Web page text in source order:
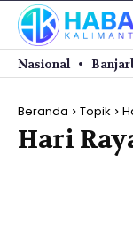
Nasional
Beranda Topik
Hari